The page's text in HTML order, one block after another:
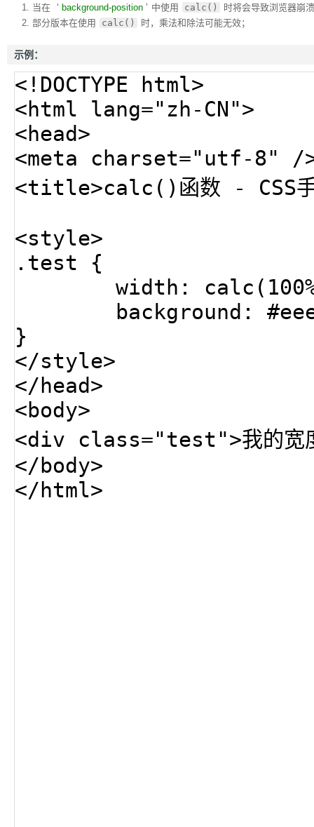
当在 background-position 中使用 calc()
时将会导致浏览器崩
部分版本在使用
calc() 时，乘法和除法可能无效；
示例：